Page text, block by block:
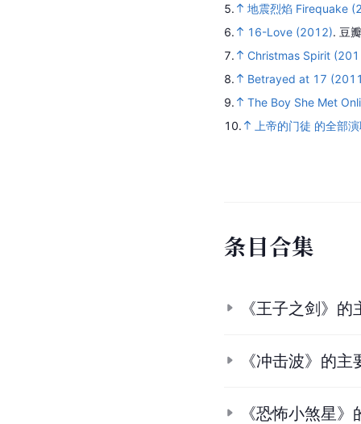
5.
地震烈焰 Firequake
6.
16-Love (2012). 豆
7.
Christmas Spirit
8.
Betrayed at 17
9.
The Boy She Met
10.
上帝的门徒 的全部
条目合集
《王子之剑》的
《冲击波》的主
《恐怖小煞星